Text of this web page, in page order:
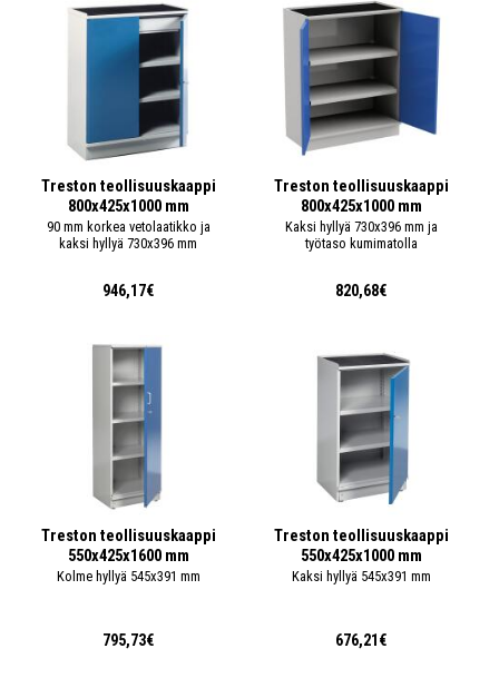
Treston teollisuuskaappi
800x425x1000 mm
90 mm korkea vetolaatikko ja
kaksi hyllyä 730x396 mm
946,17€
Treston teollisuuskaappi
800x425x1000 mm
Kaksi hyllyä 730x396 mm ja
työtaso kumimatolla
820,68€
Treston teollisuuskaappi
550x425x1600 mm
Kolme hyllyä 545x391 mm
795,73€
Treston teollisuuskaappi
550x425x1000 mm
Kaksi hyllyä 545x391 mm
676,21€